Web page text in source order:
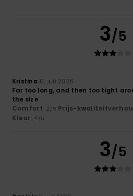
3/5
Kristina10. juli 2026
Far too long, and then too tight
the size
Comfort: 2/5 Prijs-
Kleur: 4/5
3/5